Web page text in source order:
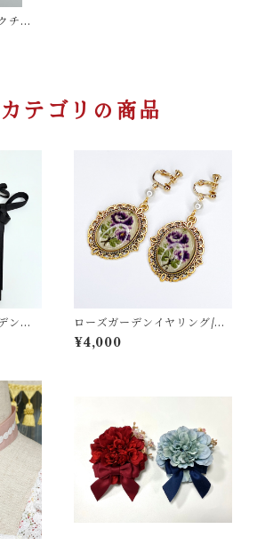
チョ
テゴリの商品
ンワ
ンセ
ローズガーデンイヤリング/ピ
アス
¥4,000